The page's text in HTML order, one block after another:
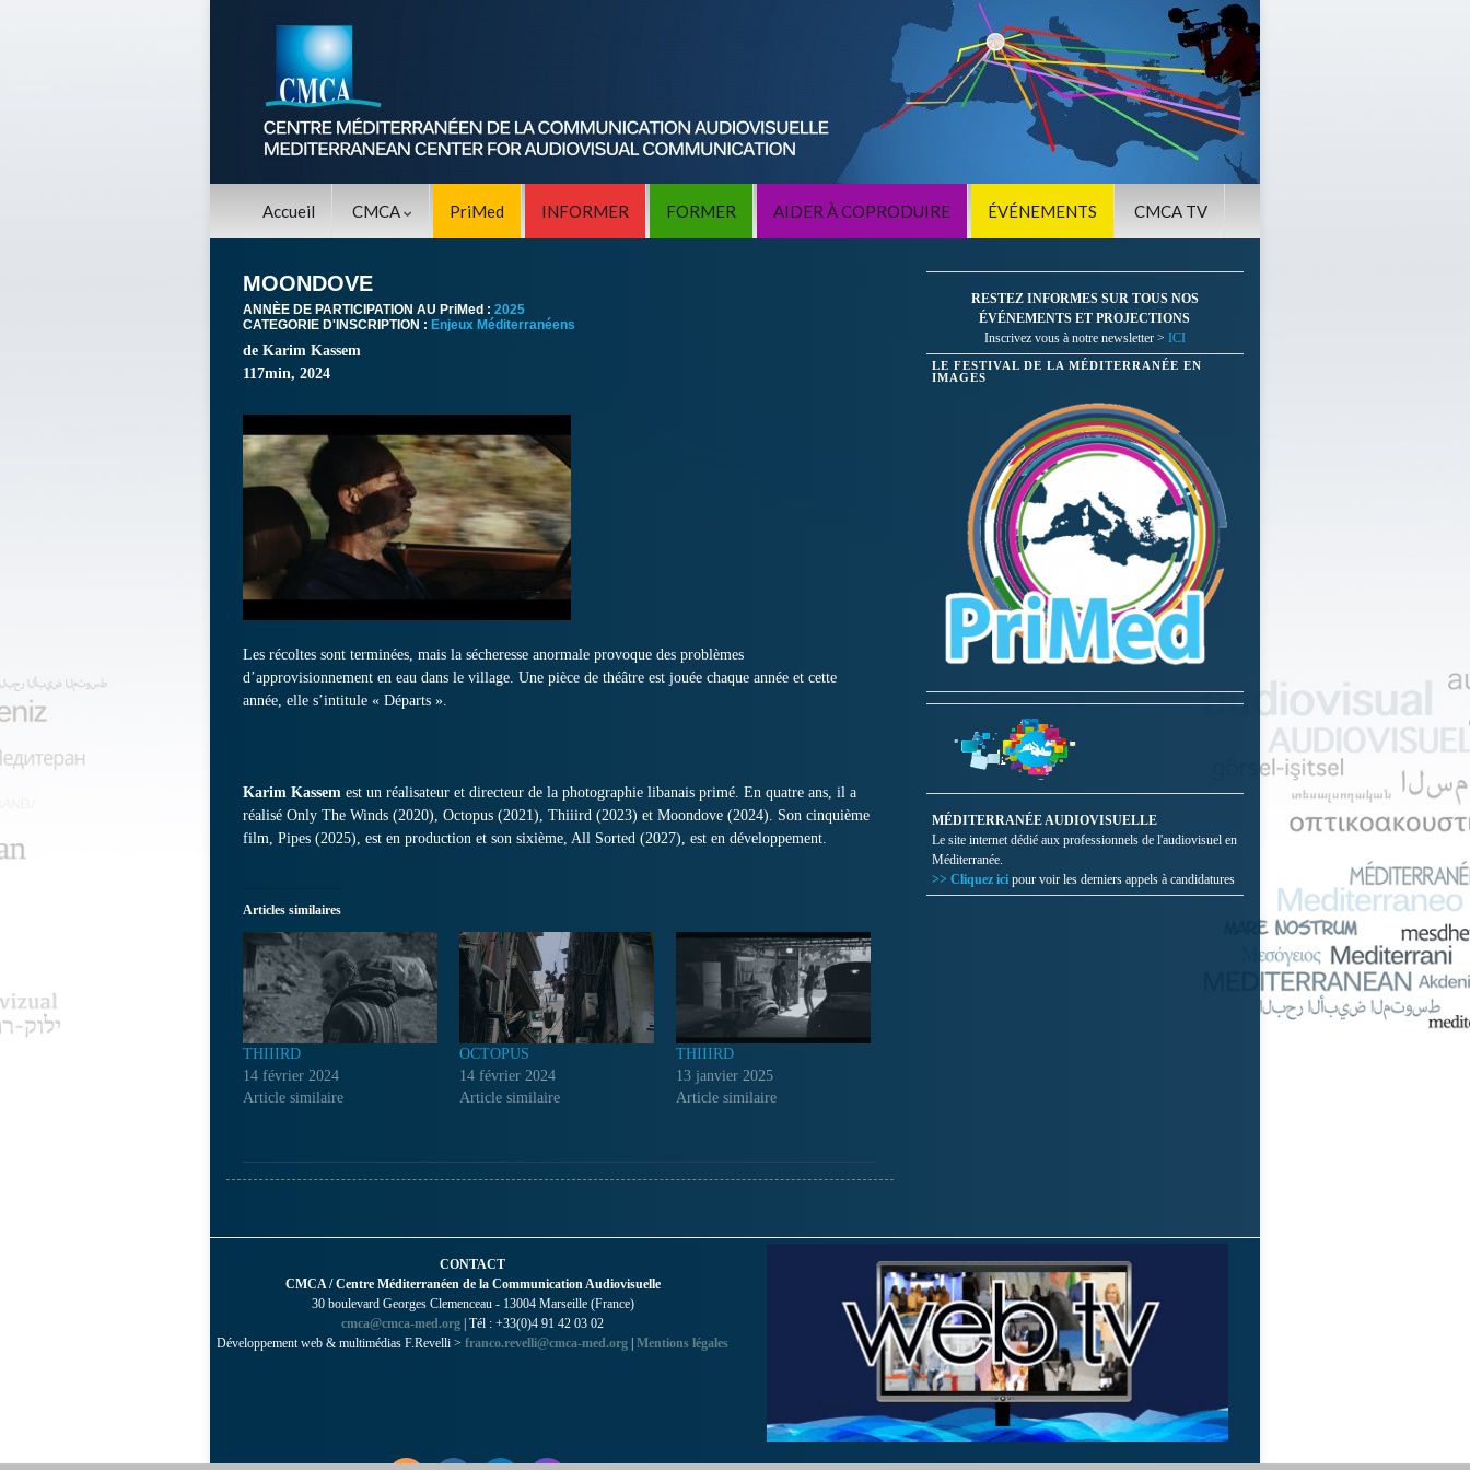
Accueil CMCA PriMed INFORMER FORMER AIDER À COPRODUIRE ÉVÉNEMENTS CMCA TV
MOONDOVE
ANNÈE DE PARTICIPATION AU PriMed : 2025
CATEGORIE D'INSCRIPTION : Enjeux Méditerranéens
de Karim Kassem
117min, 2024
Les récoltes sont terminées, mais la sécheresse anormale provoque des problèmes
d’approvisionnement en eau dans le village. Une pièce de théâtre est jouée chaque année et cette
année, elle s’intitule « Départs ».
Karim Kassem est un réalisateur et directeur de la photographie libanais primé. En quatre ans, il a
réalisé Only The Winds (2020), Octopus (2021), Thiiird (2023) et Moondove (2024). Son cinquième
film, Pipes (2025), est en production et son sixième, All Sorted (2027), est en développement.
Articles similaires
THIIIRD
14 février 2024
Article similaire
OCTOPUS
14 février 2024
Article similaire
THIIIRD
13 janvier 2025
Article similaire
RESTEZ INFORMES SUR TOUS NOS
ÉVÉNEMENTS ET PROJECTIONS
Inscrivez vous à notre newsletter > ICI
LE FESTIVAL DE LA MÉDITERRANÉE EN
IMAGES
MÉDITERRANÉE AUDIOVISUELLE
Le site internet dédié aux professionnels de l'audiovisuel en
Méditerranée.
>> Cliquez ici pour voir les derniers appels à candidatures
CONTACT
CMCA / Centre Méditerranéen de la Communication Audiovisuelle
30 boulevard Georges Clemenceau - 13004 Marseille (France)
cmca@cmca-med.org | Tél : +33(0)4 91 42 03 02
Développement web & multimédias F.Revelli > franco.revelli@cmca-med.org | Mentions légales